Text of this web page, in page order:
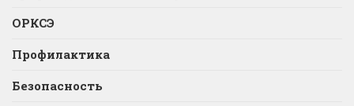
ОРКСЭ
Профилактика
Безопасность